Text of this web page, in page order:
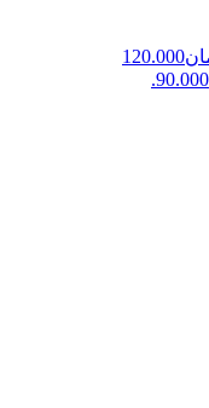
قیمت اصلی: تومان120.000